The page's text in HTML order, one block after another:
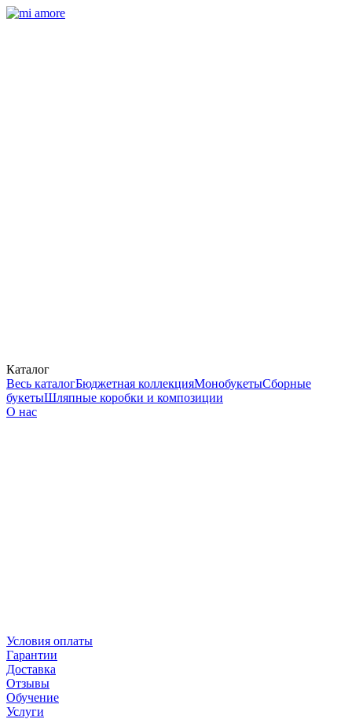
Каталог
Весь каталогБюджетная коллекцияМонобукетыСборные
букетыШляпные коробки и композиции
О нас
Условия оплаты
Гарантии
Доставка
Отзывы
Обучение
Услуги